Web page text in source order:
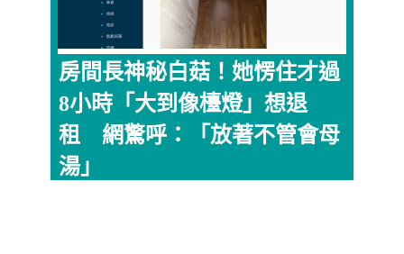
房間長神秘白菇！她愣住才過
8小時「大到像檯燈」想退
租 網驚呼：「放著不管會母
湯」